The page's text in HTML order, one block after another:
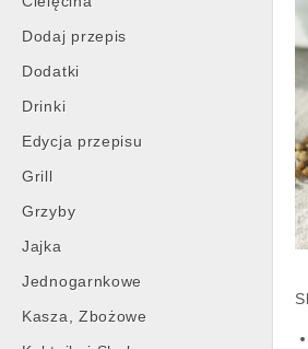
Dodaj przepis
Dodatki
Drinki
Edycja przepisu
Grill
Grzyby
Jajka
Jednogarnkowe
Kasza, Zbożowe